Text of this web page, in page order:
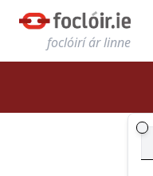
foclóirí ár linne